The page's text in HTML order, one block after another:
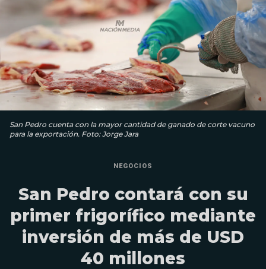
San Pedro cuenta con la mayor cantidad de ganado de corte vacuno
para la exportación. Foto: Jorge Jara
NEGOCIOS
San Pedro contará con su
primer frigorífico mediante
inversión de más de USD
40 millones